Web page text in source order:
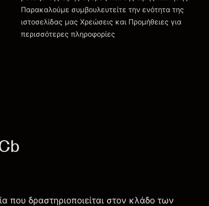
Χρεώσεις και Τέλη
Παρακαλούμε συμβουλευτείτε την ενότητα της
ιστοσελίδας μας Χρεώσεις και Προμήθειες για
περισσότερες πληροφορίες
που δραστηριοποιείται στον κλάδο των